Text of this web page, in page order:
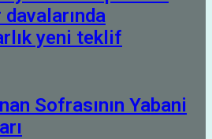
yeni teklif
Sofrasının Yabani